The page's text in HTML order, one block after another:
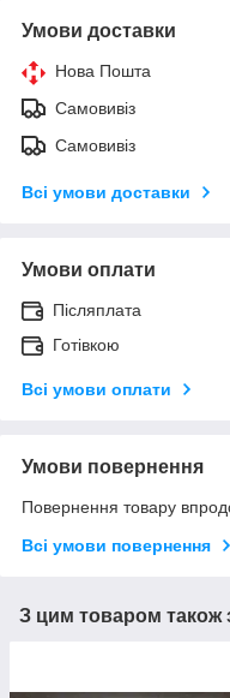
Умови доставки
Нова Пошта
Самовивіз
Самовивіз
Всі умови доставки
Умови оплати
Післяплата
Готівкою
Всі умови оплати
Умови повернення
Повернення товару
Всі умови повернення
З цим товаром також